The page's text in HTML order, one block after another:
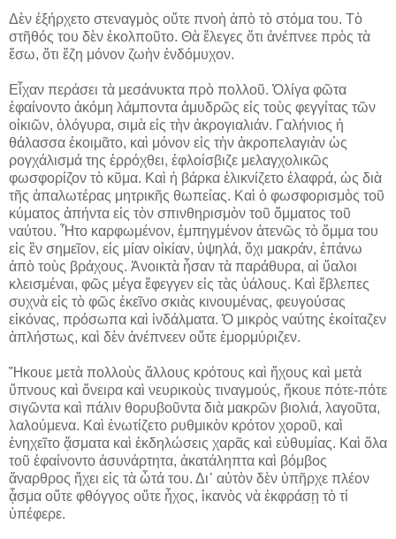
Δὲν ἐξήρχετο στεναγμὸς οὔτε πνοὴ ἀπὸ τὸ στόμα του. Τὸ
στῆθός του δὲν ἐκολποῦτο. Θὰ ἔλεγες ὅτι ἀνέπνεε πρὸς τὰ
ἔσω, ὅτι ἔζη μόνον ζωὴν ἐνδόμυχον.
Εἶχαν περάσει τὰ μεσάνυκτα πρὸ πολλοῦ. Ὀλίγα φῶτα
ἐφαίνοντο ἀκόμη λάμποντα ἀμυδρῶς εἰς τοὺς φεγγίτας τῶν
οἰκιῶν, ὁλόγυρα, σιμὰ εἰς τὴν ἀκρογιαλιάν. Γαλήνιος ἡ
θάλασσα ἐκοιμᾶτο, καὶ μόνον εἰς τὴν ἀκροπελαγιὰν ὡς
ρογχάλισμά της ἐρρόχθει, ἐφλοίσβιζε μελαγχολικῶς
φωσφορίζον τὸ κῦμα. Καὶ ἡ βάρκα ἐλικνίζετο ἐλαφρά, ὡς διὰ
τῆς ἁπαλωτέρας μητρικῆς θωπείας. Καὶ ὁ φωσφορισμὸς τοῦ
κύματος ἀπήντα εἰς τὸν σπινθηρισμὸν τοῦ ὄμματος τοῦ
ναύτου. Ἦτο καρφωμένον, ἐμπηγμένον ἀτενῶς τὸ ὄμμα του
εἰς ἓν σημεῖον, εἰς μίαν οἰκίαν, ὑψηλά, ὄχι μακράν, ἐπάνω
ἀπὸ τοὺς βράχους. Ἀνοικτὰ ἦσαν τὰ παράθυρα, αἱ ὕαλοι
κλεισμέναι, φῶς μέγα ἔφεγγεν εἰς τὰς ὑάλους. Καὶ ἔβλεπες
συχνὰ εἰς τὸ φῶς ἐκεῖνο σκιὰς κινουμένας, φευγούσας
εἰκόνας, πρόσωπα καὶ ἰνδάλματα. Ὁ μικρὸς ναύτης ἐκοίταζεν
ἀπλήστως, καὶ δὲν ἀνέπνεεν οὔτε ἐμορμύριζεν.
Ἤκουε μετὰ πολλοὺς ἄλλους κρότους καὶ ἤχους καὶ μετὰ
ὕπνους καὶ ὄνειρα καὶ νευρικοὺς τιναγμούς, ἤκουε πότε-πότε
σιγῶντα καὶ πάλιν θορυβοῦντα διὰ μακρῶν βιολιά, λαγοῦτα,
λαλούμενα. Καὶ ἐνωτίζετο ρυθμικὸν κρότον χοροῦ, καὶ
ἐνηχεῖτο ᾄσματα καὶ ἐκδηλώσεις χαρᾶς καὶ εὐθυμίας. Καὶ ὅλα
τοῦ ἐφαίνοντο ἀσυνάρτητα, ἀκατάληπτα καὶ βόμβος
ἄναρθρος ἤχει εἰς τὰ ὦτά του. Δι᾽ αὐτὸν δὲν ὑπῆρχε πλέον
ᾆσμα οὔτε φθόγγος οὔτε ἦχος, ἱκανὸς νὰ ἐκφράσῃ τὸ τί
ὑπέφερε.